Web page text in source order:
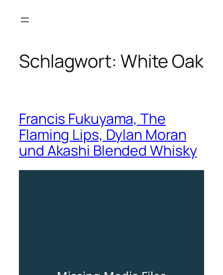
Inhalt
Schlagwort: White Oak
Francis Fukuyama, The
Flaming Lips, Dylan Moran
und Akashi Blended Whisky